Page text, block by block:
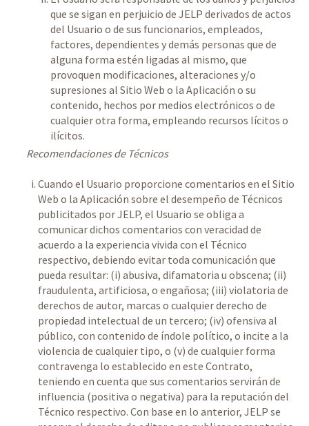
que se sigan en perjuicio de JELP derivados de actos
del Usuario o de sus funcionarios, empleados,
factores, dependientes y demás personas que de
alguna forma estén ligadas al mismo, que
provoquen modificaciones, alteraciones y/o
supresiones al Sitio Web o la Aplicación o su
contenido, hechos por medios electrónicos o de
cualquier otra forma, empleando recursos lícitos o
ilícitos.
Recomendaciones de Técnicos
Cuando el Usuario proporcione comentarios en el Sitio
Web o la Aplicación sobre el desempeño de Técnicos
publicitados por JELP, el Usuario se obliga a
comunicar dichos comentarios con veracidad de
acuerdo a la experiencia vivida con el Técnico
respectivo, debiendo evitar toda comunicación que
pueda resultar: (i) abusiva, difamatoria u obscena; (ii)
fraudulenta, artificiosa, o engañosa; (iii) violatoria de
derechos de autor, marcas o cualquier derecho de
propiedad intelectual de un tercero; (iv) ofensiva al
público, con contenido de índole político, o incite a la
violencia de cualquier tipo, o (v) de cualquier forma
contravenga lo establecido en este Contrato,
teniendo en cuenta que sus comentarios servirán de
influencia (positiva o negativa) para la reputación del
Técnico respectivo. Con base en lo anterior, JELP se